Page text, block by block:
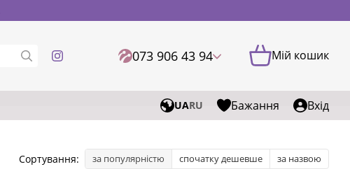
073 906 43 94 Мій кошик
UARU Бажання Вхід
Сортування: за популярністю спочатку дешевше за назвою